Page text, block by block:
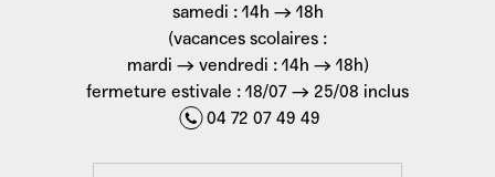
samedi : 14h → 18h
(vacances scolaires :
mardi → vendredi : 14h → 18h)
fermeture estivale : 18/07 → 25/08 inclus
04 72 07 49 49